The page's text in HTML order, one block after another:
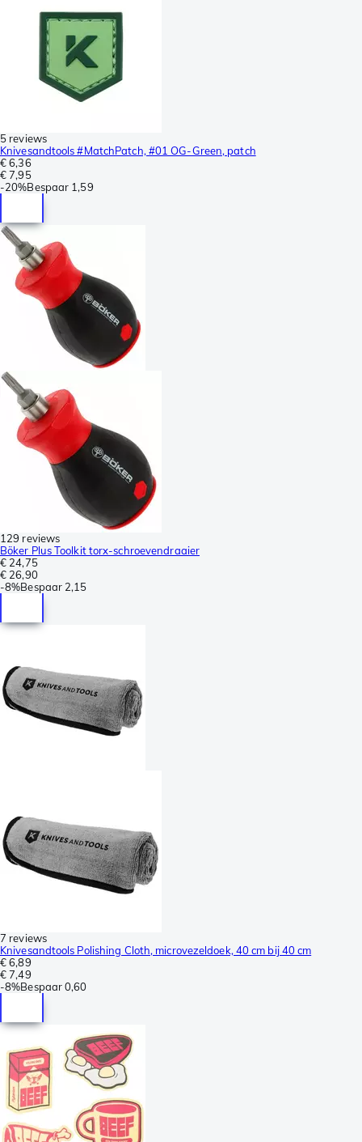
5 reviews
Knivesandtools #MatchPatch, #01 OG-Green, patch
€ 6,36
€ 7,95
-20%Bespaar 1,59
129 reviews
Böker Plus Toolkit torx-schroevendraaier
€ 24,75
€ 26,90
-8%Bespaar 2,15
7 reviews
Knivesandtools Polishing Cloth, microvezeldoek, 40 cm bij 40 cm
€ 6,89
€ 7,49
-8%Bespaar0,60